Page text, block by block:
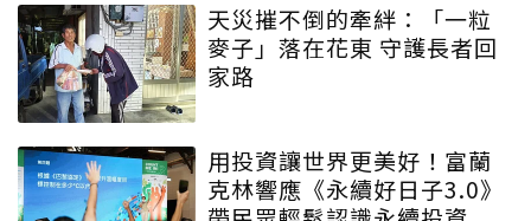
天災摧不倒的牽絆：「一粒
麥子」落在花東 守護長者回
家路
用投資讓世界更美好！富蘭
克林響應《永續好日子3.0》